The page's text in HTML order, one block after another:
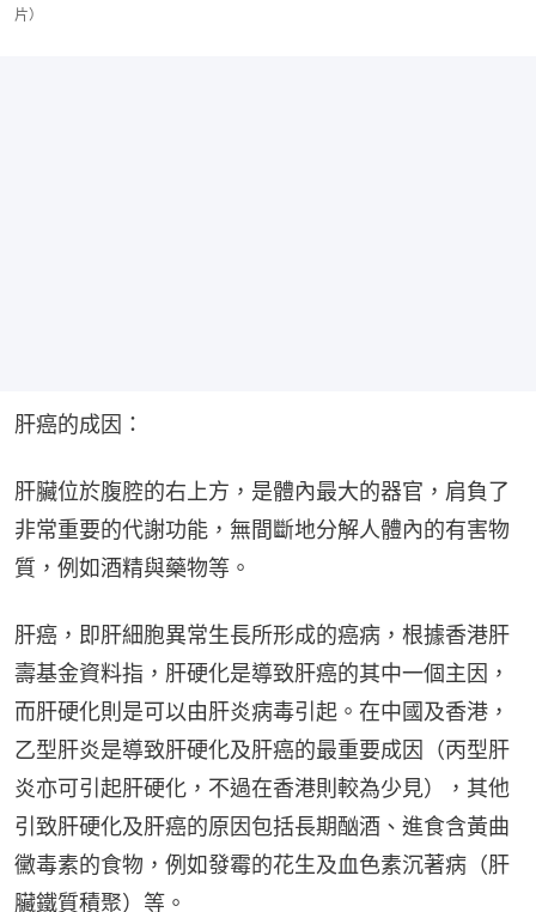
片）
肝癌的成因：
肝臟位於腹腔的右上方，是體內最大的器官，肩負了
非常重要的代謝功能，無間斷地分解人體內的有害物
質，例如酒精與藥物等。
肝癌，即肝細胞異常生長所形成的癌病，根據香港肝
壽基金資料指，肝硬化是導致肝癌的其中一個主因，
而肝硬化則是可以由肝炎病毒引起。在中國及香港，
乙型肝炎是導致肝硬化及肝癌的最重要成因（丙型肝
炎亦可引起肝硬化，不過在香港則較為少見），其他
引致肝硬化及肝癌的原因包括長期酗酒、進食含黃曲
黴毒素的食物，例如發霉的花生及血色素沉著病（肝
臟鐵質積聚）等。